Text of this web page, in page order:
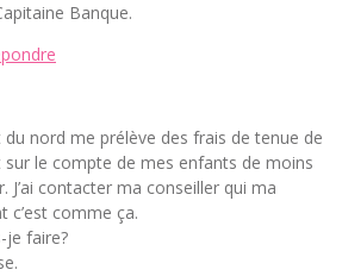
Banque.
nord me prélève des frais de tenue de
le compte de mes enfants de moins
J’ai contacter ma conseiller qui ma
c’est comme ça.
je faire?